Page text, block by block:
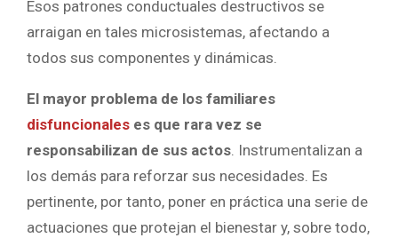
Esos patrones conductuales destructivos se
arraigan en tales microsistemas, afectando a
todos sus componentes y dinámicas.
El mayor problema de los familiares
disfuncionales es que rara vez se
responsabilizan de sus actos. Instrumentalizan a
los demás para reforzar sus necesidades. Es
pertinente, por tanto, poner en práctica una serie de
actuaciones que protejan el bienestar y, sobre todo,